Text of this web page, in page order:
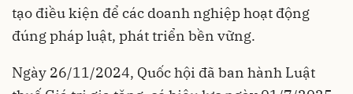
tạo điều kiện để các doanh nghiệp hoạt động
đúng pháp luật, phát triển bền vững.
Ngày 26/11/2024, Quốc hội đã ban hành Luật